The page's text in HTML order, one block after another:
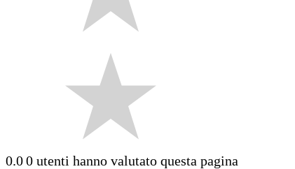
0.00 utenti hanno valutato questa pagina